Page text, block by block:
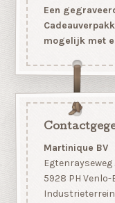
Een
mogelijk met
Martinique BV
Egtenrayseweg
5928 PH